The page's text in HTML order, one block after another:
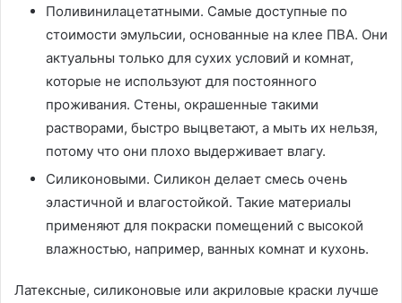
Поливинилацетатными. Самые доступные по
стоимости эмульсии, основанные на клее ПВА. Они
актуальны только для сухих условий и комнат,
которые не используют для постоянного
проживания. Стены, окрашенные такими
растворами, быстро выцветают, а мыть их нельзя,
потому что они плохо выдерживает влагу.
Силиконовыми. Силикон делает смесь очень
эластичной и влагостойкой. Такие материалы
применяют для покраски помещений с высокой
влажностью, например, ванных комнат и кухонь.
Латексные, силиконовые или акриловые краски лучше